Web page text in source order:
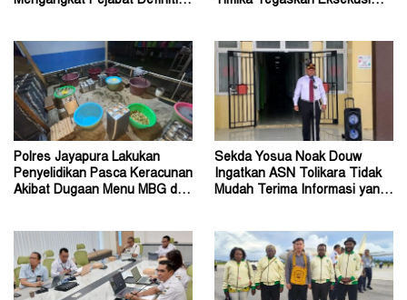
Polres Jayapura Lakukan
Penyelidikan Pasca Keracunan
Akibat Dugaan Menu MBG di
Sekda Yosua Noak Douw
Ingatkan ASN Tolikara Tidak
Mudah Terima Informasi yang